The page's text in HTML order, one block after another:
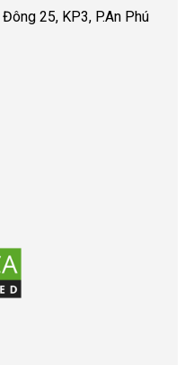
25, KP3, P.An Phú